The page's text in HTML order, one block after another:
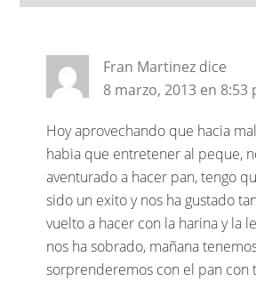
Fran Martinez dice
8 marzo, 2013 en 8:53
Hoy aprovechando que hacia
habia que entretener al peque,
aventurado a hacer pan, tengo
sido un exito y nos ha gustado
vuelto a hacer con la harina y la
nos ha sobrado, mañana
sorprenderemos con el pan con